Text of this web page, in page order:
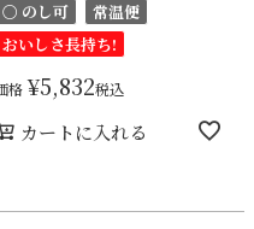
〇 のし可
常温便
おいしさ長持ち!
格 ¥5,832税込
カートに入れる